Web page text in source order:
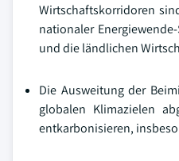
Wirtschaftskorridoren
nationaler
und die ländlichen
Die Ausweitung der
globalen Klimazielen
entkarbonisieren,